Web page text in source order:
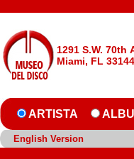
1291 S.W. 70th
Miami, FL 33144
ARTISTA
English Version